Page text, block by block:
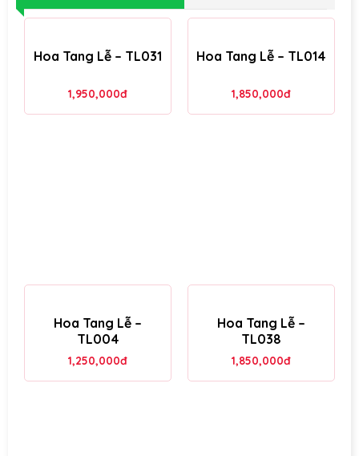
Hoa Tang Lễ – TL031
1,950,000đ
Hoa Tang Lễ – TL014
1,850,000đ
Hoa Tang Lễ –
TL004
1,250,000đ
Hoa Tang Lễ –
TL038
1,850,000đ